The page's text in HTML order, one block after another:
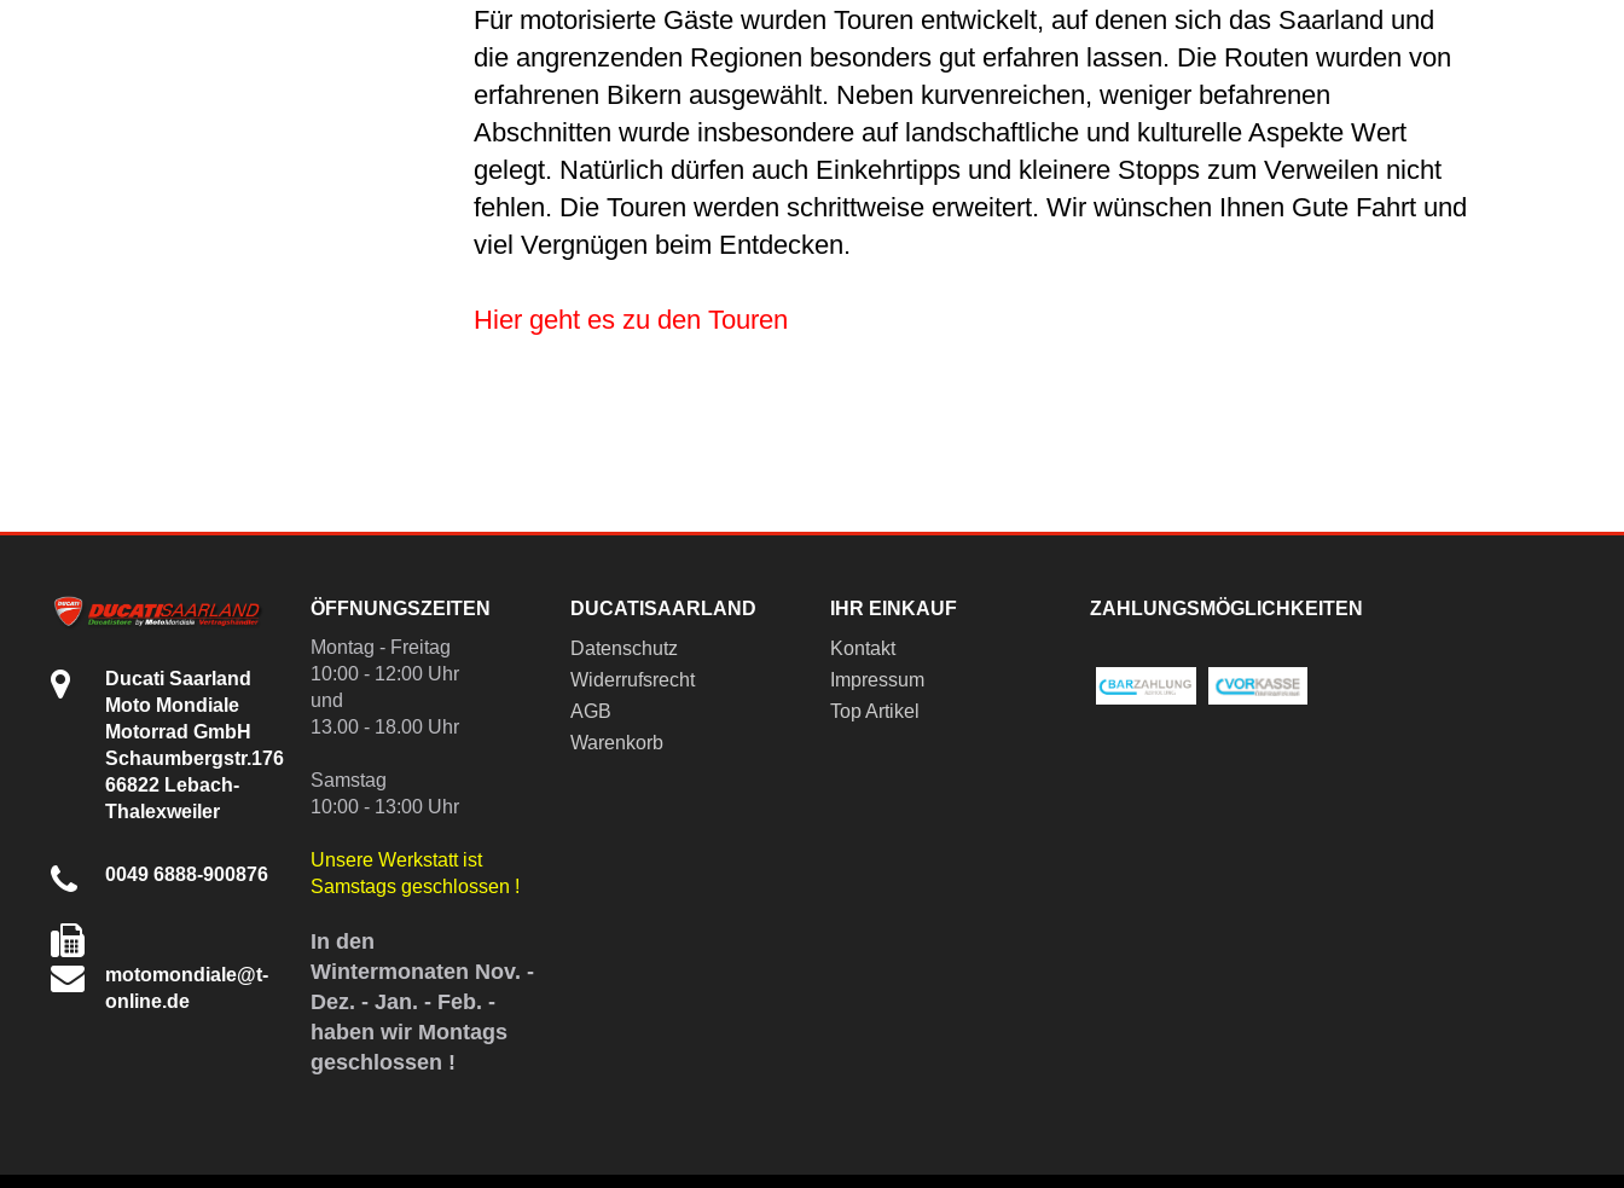
Für motorisierte Gäste wurden Touren entwickelt, auf denen sich das Saarland und
die angrenzenden Regionen besonders gut erfahren lassen. Die Routen wurden von
erfahrenen Bikern ausgewählt. Neben kurvenreichen, weniger befahrenen
Abschnitten wurde insbesondere auf landschaftliche und kulturelle Aspekte Wert
gelegt. Natürlich dürfen auch Einkehrtipps und kleinere Stopps zum Verweilen nicht
fehlen. Die Touren werden schrittweise erweitert. Wir wünschen Ihnen Gute Fahrt und
viel Vergnügen beim Entdecken.
Hier geht es zu den Touren
Ducati Saarland
Moto Mondiale
Motorrad GmbH
Schaumbergstr.176
66822 Lebach-
Thalexweiler
0049 6888-900876
motomondiale@t-
online.de
ÖFFNUNGSZEITEN
Montag - Freitag
10:00 - 12:00 Uhr
und
13.00 - 18.00 Uhr
Samstag
10:00 - 13:00 Uhr
Unsere Werkstatt ist
Samstags geschlossen !
In den
Wintermonaten Nov. -
Dez. - Jan. - Feb. -
haben wir Montags
geschlossen !
DUCATISAARLAND
Datenschutz
Widerrufsrecht
AGB
Warenkorb
IHR EINKAUF
Kontakt
Impressum
Top Artikel
ZAHLUNGSMÖGLICHKEITEN